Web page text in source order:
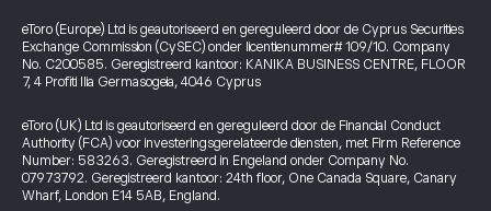
eToro (Europe) Ltd is geautoriseerd en gereguleerd door de Cyprus Securities
Exchange Commission (CySEC) onder licentienummer# 109/10. Company
No. C200585. Geregistreerd kantoor: KANIKA BUSINESS CENTRE, FLOOR
7, 4 Profiti Ilia Germasogeia, 4046 Cyprus
eToro (UK) Ltd is geautoriseerd en gereguleerd door de Financial Conduct
Authority (FCA) voor investeringsgerelateerde diensten, met Firm Reference
Number: 583263. Geregistreerd in Engeland onder Company No.
07973792. Geregistreerd kantoor: 24th floor, One Canada Square, Canary
Wharf, London E14 5AB, England.